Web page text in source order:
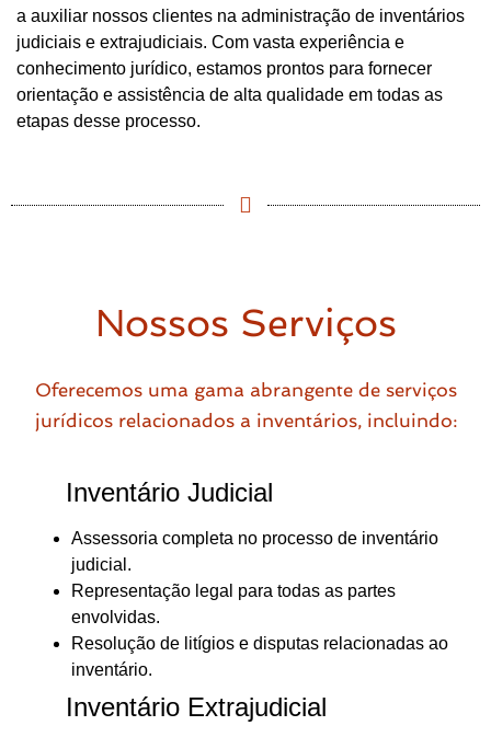
a auxiliar nossos clientes na administração de inventários
judiciais e extrajudiciais. Com vasta experiência e
conhecimento jurídico, estamos prontos para fornecer
orientação e assistência de alta qualidade em todas as
etapas desse processo.
Nossos Serviços
Oferecemos uma gama abrangente de serviços
jurídicos relacionados a inventários, incluindo:
Inventário Judicial
Assessoria completa no processo de inventário
judicial.
Representação legal para todas as partes
envolvidas.
Resolução de litígios e disputas relacionadas ao
inventário.
Inventário Extrajudicial